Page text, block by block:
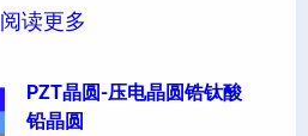
白
阅读更多
1
PZT晶圆-压电晶圆锆钛酸
铅晶圆